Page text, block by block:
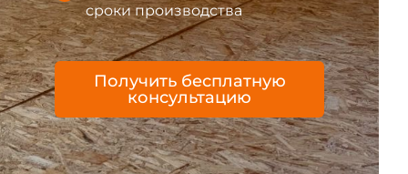
сроки производства
Получить бесплатную
консультацию